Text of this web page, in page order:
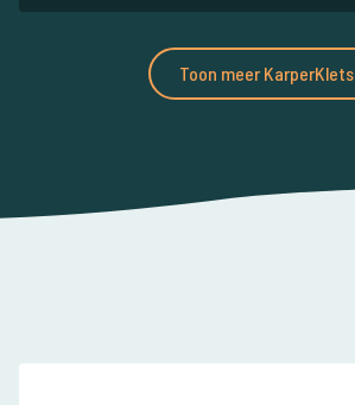
Toon meer KarperKlets